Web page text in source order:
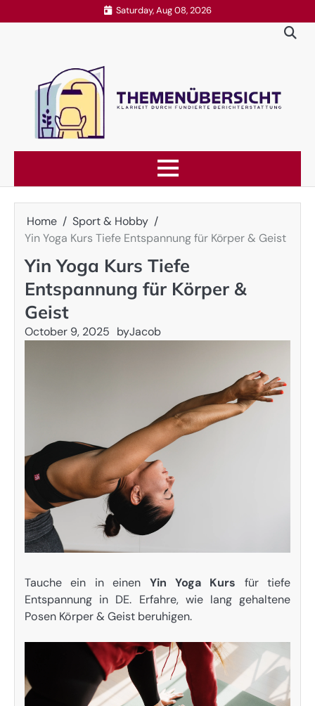
to
Saturday, Aug 08, 2026
Home
Sport & Hobby
Yin Yoga Kurs Tiefe Entspannung für Körper & Geist
Yin Yoga Kurs Tiefe
Entspannung für Körper &
Geist
October 9, 2025 byJacob
Tauche ein in einen Yin Yoga Kurs für tiefe
Entspannung in DE. Erfahre, wie lang gehaltene
Posen Körper & Geist beruhigen.